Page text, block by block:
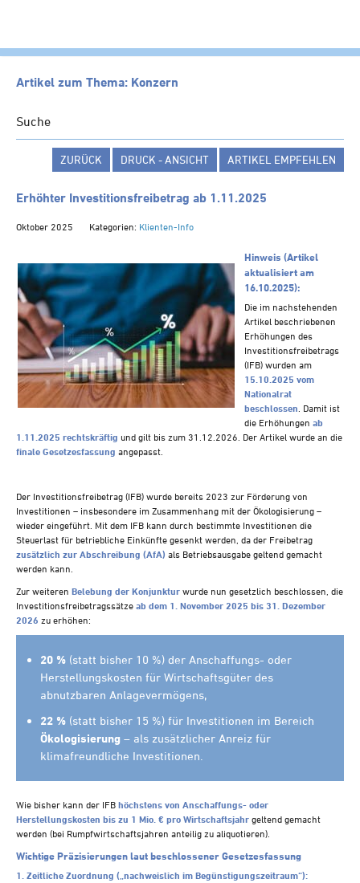
SERVICE
NEWS
Klienten-Info
Ärzte-Info
Gastronomie-Info
Vermieter-Info
Landwirte-Info
Steuern A-Z
Videoarchiv
Artikel zum Thema: Konzern
Suche
ZURÜCK DRUCK - ANSICHT ARTIKEL EMPFEHLEN
Erhöhter Investitionsfreibetrag ab 1.11.2025
Oktober 2025 Kategorien: Klienten-Info
Hinweis (Artikel
aktualisiert am
16.10.2025):
Die im nachstehenden
Artikel beschriebenen
Erhöhungen des
Investitionsfreibetrags
(IFB) wurden am
15.10.2025 vom
Nationalrat
beschlossen . Damit ist
die Erhöhungen ab
1.11.2025 rechtskräftig und gilt bis zum 31.12.2026. Der Artikel wurde an die
finale Gesetzesfassung angepasst.
Der Investitionsfreibetrag (IFB) wurde bereits 2023 zur Förderung von
Investitionen – insbesondere im Zusammenhang mit der Ökologisierung –
wieder eingeführt. Mit dem IFB kann durch bestimmte Investitionen die
Steuerlast für betriebliche Einkünfte gesenkt werden, da der Freibetrag
zusätzlich zur Abschreibung (AfA) als Betriebsausgabe geltend gemacht
werden kann.
Zur weiteren Belebung der Konjunktur wurde nun gesetzlich beschlossen, die
Investitionsfreibetragssätze ab dem 1. November 2025 bis 31. Dezember
2026 zu erhöhen:
20 % (statt bisher 10 %) der Anschaffungs- oder
Herstellungskosten für Wirtschaftsgüter des
abnutzbaren Anlagevermögens,
22 % (statt bisher 15 %) für Investitionen im Bereich
Ökologisierung – als zusätzlicher Anreiz für
klimafreundliche Investitionen.
Wie bisher kann der IFB höchstens von Anschaffungs- oder
Herstellungskosten bis zu 1 Mio. € pro Wirtschaftsjahr geltend gemacht
werden (bei Rumpfwirtschaftsjahren anteilig zu aliquotieren).
Wichtige Präzisierungen laut beschlossener Gesetzesfassung
1. Zeitliche Zuordnung („nachweislich im Begünstigungszeitraum“):